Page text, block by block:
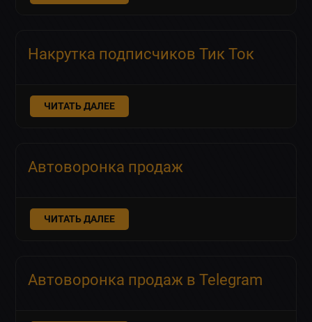
Накрутка подписчиков Тик Ток
ЧИТАТЬ ДАЛЕЕ
Автоворонка продаж
ЧИТАТЬ ДАЛЕЕ
Автоворонка продаж в Telegram